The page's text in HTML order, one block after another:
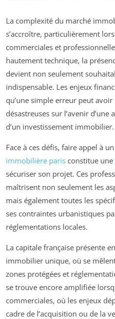
La complexité du marché
s’accroître, particulièrement
commerciales et
hautement technique, la
devient non seulement
indispensable. Les enjeux
qu’une simple erreur peut avoir
désastreuses sur l’avenir
d’un investissement immobilier.
Face à ces défis, faire appel à un
immobilière paris constitue une
sécuriser son projet. Ces
maîtrisent non seulement les
mais également toutes les
ses contraintes urbanistiques
réglementations locales.
La capitale française présente
immobilier unique, où se
zones protégées et
se trouve encore amplifiée
commerciales, où les enjeux
cadre de l’acquisition ou de la